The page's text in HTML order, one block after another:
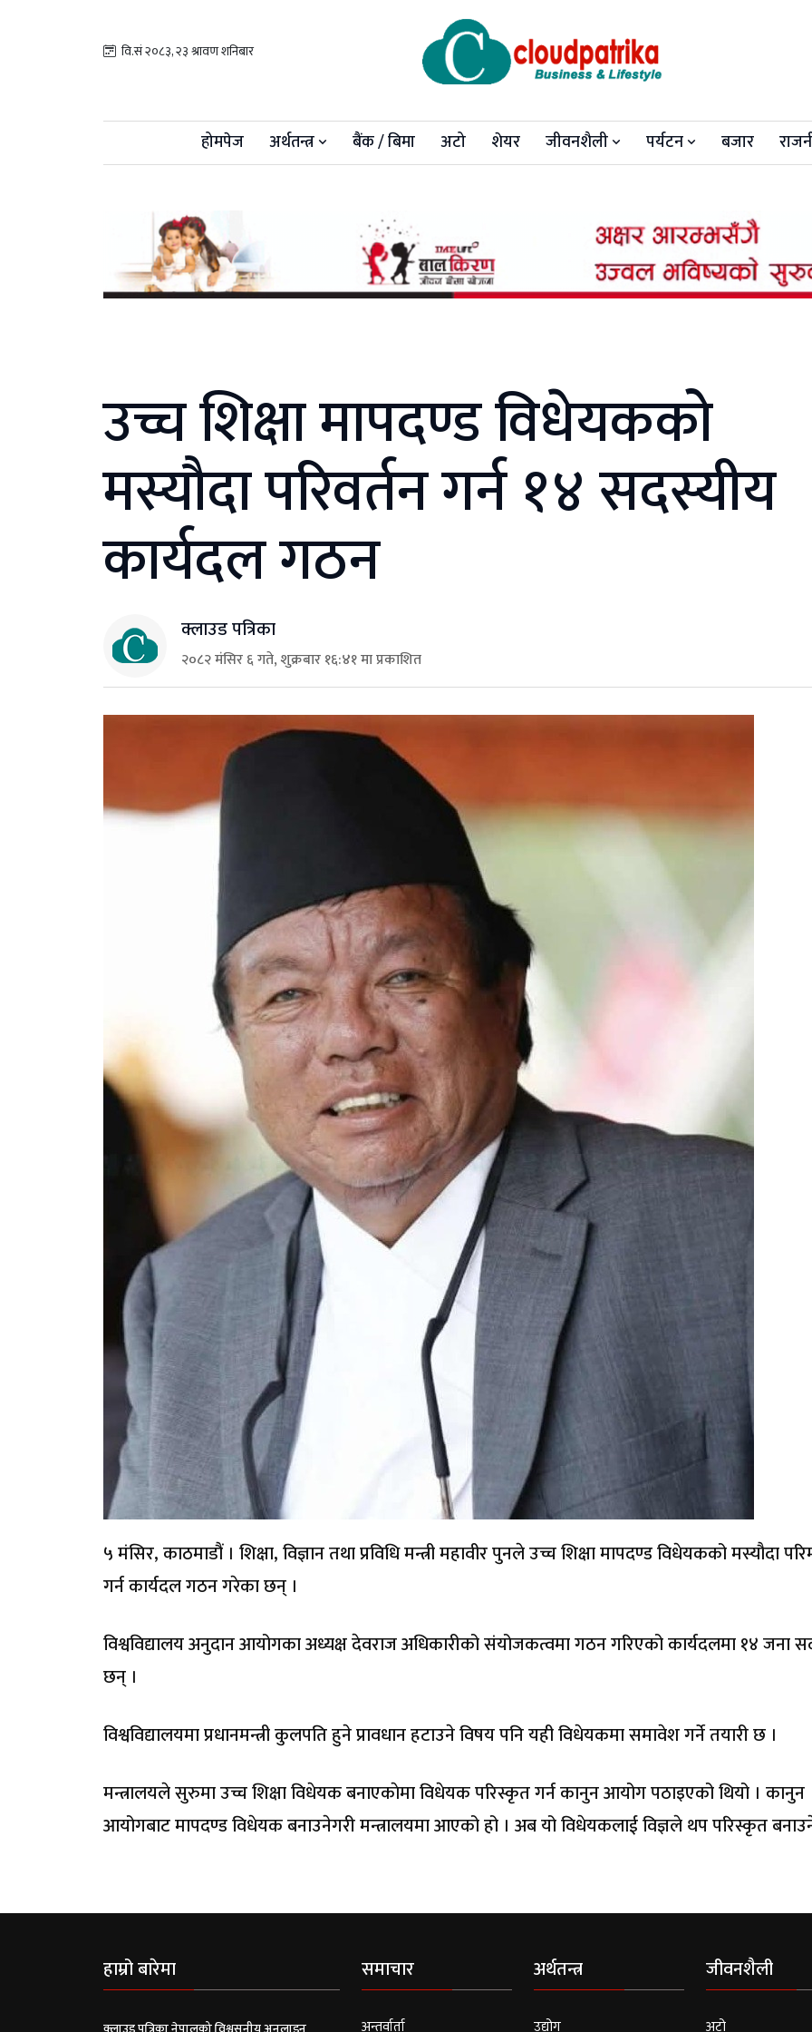
वि.सं २०८३, २३ श्रावण शनिबार
होमपेज अर्थतन्त्र बैंक / बिमा अटो शेयर जीवनशैली पर्यटन बजार
उच्च शिक्षा मापदण्ड विधेयकको
मस्यौदा परिवर्तन गर्न १४ सदस्यीय
कार्यदल गठन
क्लाउड पत्रिका
२०८२ मंसिर ६ गते, शुक्रबार १६:४१ मा प्रकाशित
५ मंसिर, काठमाडौं । शिक्षा, विज्ञान तथा प्रविधि मन्त्री महावीर पुनले उच्च शिक्षा मापदण्ड विधेयकको मस्यौदा
गर्न कार्यदल गठन गरेका छन् ।
विश्वविद्यालय अनुदान आयोगका अध्यक्ष देवराज अधिकारीको संयोजकत्वमा गठन गरिएको कार्यदलमा १४ जना
छन् ।
विश्वविद्यालयमा प्रधानमन्त्री कुलपति हुने प्रावधान हटाउने विषय पनि यही विधेयकमा समावेश गर्ने तयारी छ ।
मन्त्रालयले सुरुमा उच्च शिक्षा विधेयक बनाएकाेमा विधेयक परिस्कृत गर्न कानुन आयोग पठाइएको थियो । कानुन
आयोगबाट मापदण्ड विधेयक बनाउनेगरी मन्त्रालयमा आएको हो । अब यो विधेयकलाई विज्ञले थप परिस्कृत
हाम्रो बारेमा समाचार
अन्तर्वार्ता
अर्थतन्त्र
उद्योग
जीवनशैली
अटो